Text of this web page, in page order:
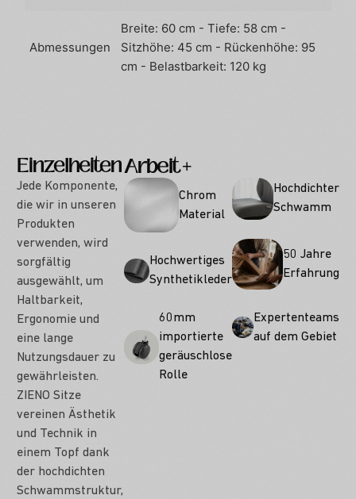
Abmessungen
Breite: 60 cm - Tiefe: 58 cm -
Sitzhöhe: 45 cm - Rückenhöhe: 95
cm - Belastbarkeit: 120 kg
Einzelheiten
Jede Komponente,
die wir in unseren
Produkten
verwenden, wird
sorgfältig
ausgewählt, um
Haltbarkeit,
Ergonomie und
eine lange
Nutzungsdauer zu
gewährleisten.
ZIENO Sitze
vereinen Ästhetik
und Technik in
einem Topf dank
der hochdichten
Schwammstruktur,
Arbeit
Chrom
Material
Hochwertiges
Synthetikleder
60mm
importierte
geräuschlose
Rolle
Hochdichter
Schwamm
50 Jahre
Erfahrung
Expertenteams
auf dem Gebiet